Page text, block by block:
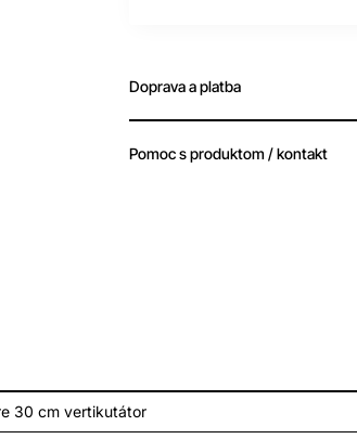
Doprava a platba
Pomoc s produktom / kontakt
30 cm vertikutátor